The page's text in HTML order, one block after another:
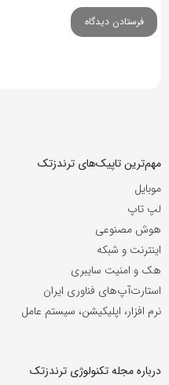
مهم‌ترین تاپیک‌های ترندزتک
موبایل
لپ تاپ
هوش مصنوعی
اینترنت و شبکه
هک و امنیت سایبری
استارت‌آپ‌های فناوری ایران
نرم افزار، اپلیکیشن، سیستم عامل
درباره مجله تکنولوژی ترندزتک